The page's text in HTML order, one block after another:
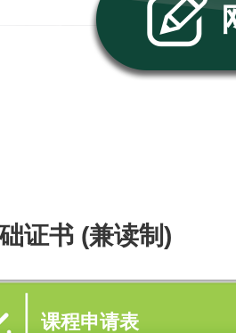
证书 (兼读制)
课程申请表